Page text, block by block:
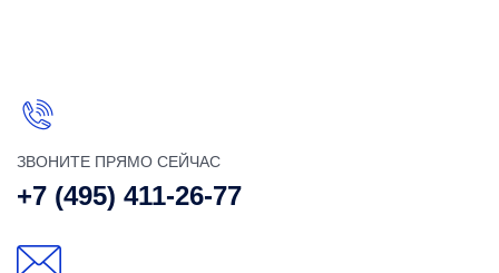
ЗВОНИТЕ ПРЯМО СЕЙЧАС
+7 (495) 411-26-77